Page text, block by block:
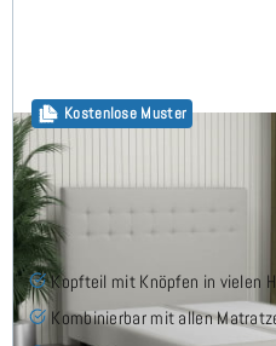
Kostenlose Muster
Salo Boxspringbett
Kopfteil mit Knöpfen in vielen
Kombinierbar mit allen